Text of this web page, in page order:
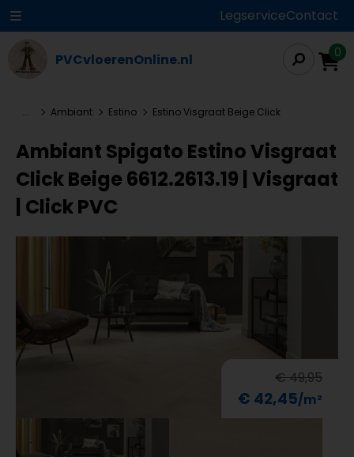
LegserviceContact
PVCvloerenOnline.nl 0
... Ambiant Estino Estino Visgraat Beige Click
Ambiant Spigato Estino Visgraat
Click Beige 6612.2613.19 | Visgraat
| Click PVC
€ 49,95
€ 42,45